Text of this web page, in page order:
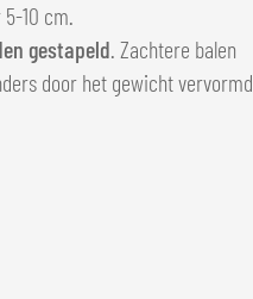
10 cm.
gestapeld. Zachtere balen
door het gewicht vervormd